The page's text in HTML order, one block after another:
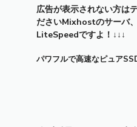
広告が表示されない方は
ださいMixhostのサーバ
LiteSpeedですよ！↓↓↓
パワフルで高速なピュア